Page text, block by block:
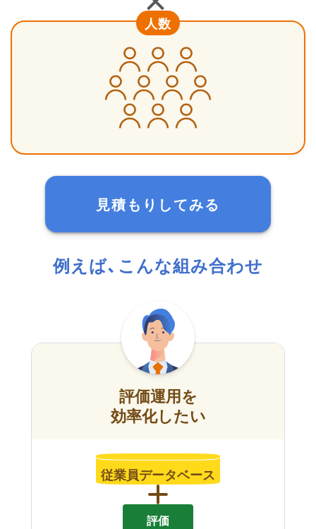
人数
見積もりしてみる
例えば、こんな組み合わせ
評価運用を
効率化したい
従業員データベース
評価